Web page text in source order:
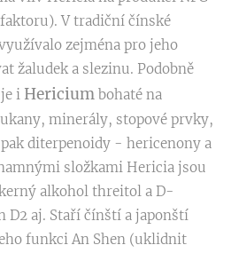
V tradiční čínské
zejména pro jeho
žaludek a slezinu. Podobně
i Hericium bohaté na
minerály, stopové prvky,
diterpenoidy - hericenony a
složkami Hericia jsou
alkohol threitol a D-
aj. Staří čínští a japonští
funkci An Shen (uklidnit